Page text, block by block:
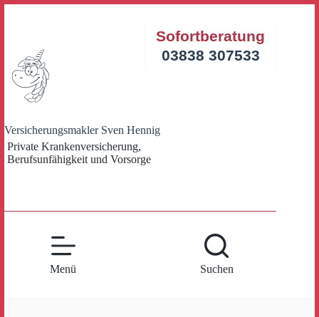
Versicherungsmakler Sven Hennig
Private Krankenversicherung,
Berufsunfähigkeit und Vorsorge
Sofortberatung
03838 307533
Menü Suchen